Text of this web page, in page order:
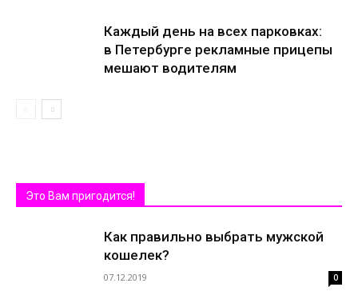
Каждый день на всех парковках:
в Петербурге рекламные прицепы
мешают водителям
Это Вам пригодится!
Как правильно выбрать мужской
кошелек?
07.12.2019 0